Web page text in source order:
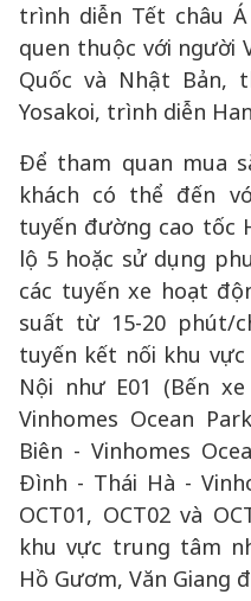
trình diễn Tết châu
quen thuộc với người
Quốc và Nhật Bản,
Yosakoi, trình diễn
Để tham quan mua
khách có thể đến
tuyến đường cao tốc
lộ 5 hoặc sử dụng
các tuyến xe hoạt
suất từ 15-20 phút/
tuyến kết nối khu
Nội như E01 (Bến
Vinhomes Ocean
Biên - Vinhomes
Đình - Thái Hà -
OCT01, OCT02 và
khu vực trung tâm
Hồ Gươm, Văn Giang